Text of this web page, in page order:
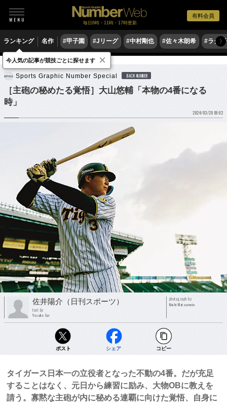
有料会員
毎日6時・11時・17時更新
ランキング 名作 #甲子園 #Jリーグ #中村剛也 #佐々木朗希 #ラグ〉
野球 プロ野球
Sports Graphic Number Special BACK NUMBER
［主砲の秘めたる覚悟］大山悠輔「本物の4番になる
時」
2024/03/28 09:02
佐井陽介（日刊スポーツ）
text by
Yosuke Sai
photograph by
Kiichi Matsumoto
ポスト シェア コピー
タイガース日本一の立役者となった不動の4番。だが充足
することはなく、元日から練習に励み、大物OBに教えを
請う。寡黙な主砲が内に秘める連覇に向けた覚悟、自身に
今人気の記事が競技ごとに探せます ×